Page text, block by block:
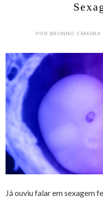
POR BRUNNO
Já ouviu falar em sexagem